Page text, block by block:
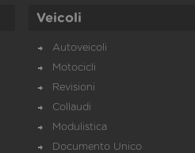
Veicoli
Autoveicoli
Motocicli
Revisioni
Collaudi
Modulistica
Documento Unico